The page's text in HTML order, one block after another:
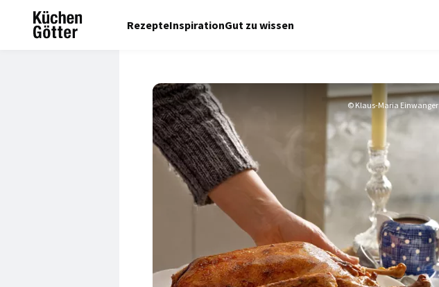
RezepteInspirationGut zu wissen
© Klaus-Maria Einwanger